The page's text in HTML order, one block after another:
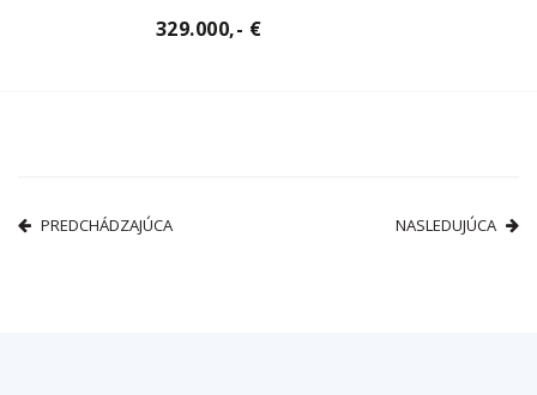
329.000,- €
PREDCHÁDZAJÚCA NASLEDUJÚCA